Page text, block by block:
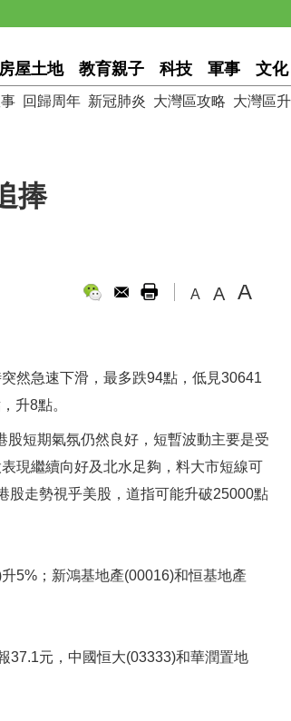
房屋土地 教育親子 科技 軍事 文化
回歸周年 新冠肺炎 大灣區攻略 大灣區
捧
A A A
然急速下滑，最多跌94點，低見30641
升8點。
短期氣氛仍然良好，短暫波動主要是受
現繼續向好及北水足夠，料大市短線可
股走勢視乎美股，道指可能升破25000點
5%；新鴻基地產(00016)和恒基地產
37.1元，中國恒大(03333)和華潤置地